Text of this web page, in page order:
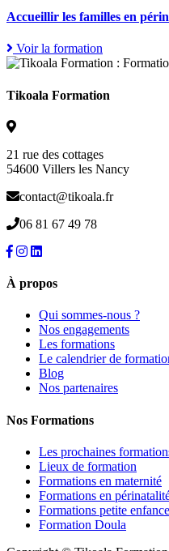
Accueillir les familles en
Voir la formation
Tikoala Formation
21 rue des cottages
54600 Villers les Nancy
contact@tikoala.fr
06 81 67 49 78
À propos
Qui sommes-nous ?
Nos engagements
Les formations
Le calendrier de
Blog
Nos partenaires
Nos Formations
Les prochaines
Lieux de formation
Formations en maternité
Formations en
Formations petite enfance
Formation Doula